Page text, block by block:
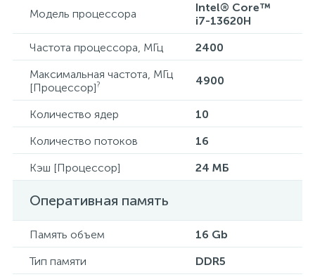
Модель процессора
Intel® Core™
i7-13620H
Частота процессора, МГц
2400
Максимальная частота, МГц
[Процессор]? 4900
Количество ядер
10
Количество потоков
16
Кэш [Процессор]
24 МБ
Оперативная память
Память объем
16 Gb
Тип памяти
DDR5